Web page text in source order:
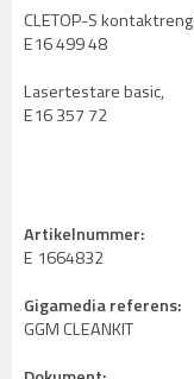
CLETOP-S
E16 499 48
Lasertestare basic,
E16 357 72
Artikelnummer:
E 1664832
Gigamedia referens:
GGM CLEANKIT